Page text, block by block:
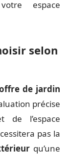
espace
selon
de jardin
précise
de l’espace
pas la
qu’une